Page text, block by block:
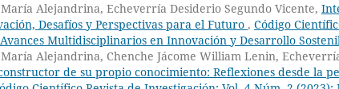
Alejandrina, Echeverría Desiderio Segundo Vicente,
Desafíos y Perspectivas para el Futuro , Código
Multidisciplinarios en Innovación y Desarrollo
Alejandrina, Chenche Jácome William Lenin,
de su propio conocimiento: Reflexiones desde la